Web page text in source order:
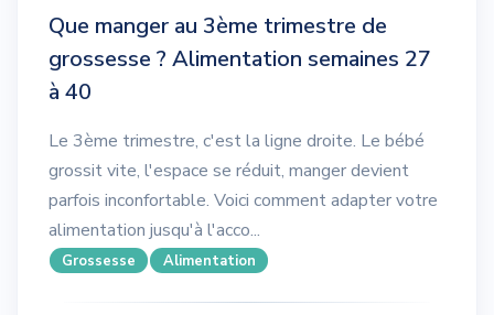
Que manger au 3ème trimestre de
grossesse ? Alimentation semaines 27
à 40
Le 3ème trimestre, c'est la ligne droite. Le bébé
grossit vite, l'espace se réduit, manger devient
parfois inconfortable. Voici comment adapter votre
alimentation jusqu'à l'acco...
Grossesse Alimentation